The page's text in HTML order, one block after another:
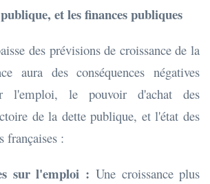
et les finances publiques
des prévisions de croissance de la
aura des conséquences négatives
l'emploi, le pouvoir d'achat des
de la dette publique, et l'état des
françaises :
sur l'emploi : Une croissance plus